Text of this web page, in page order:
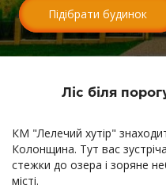
Підібрати будинок
Ліс біля
КМ "Лелечий хутір"
Колонщина. Тут вас
стежки до озера і зоряне
місті.